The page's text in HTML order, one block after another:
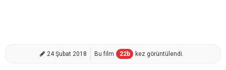
24 Şubat 2018 Bu film 22b kez görüntülendi.